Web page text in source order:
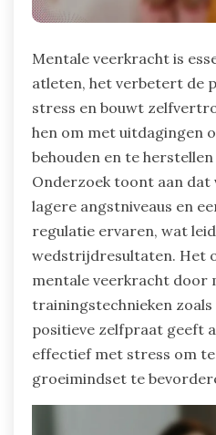
Mentale veerkracht is
atleten, het verbetert de
stress en bouwt
hen om met uitdagingen
behouden en te
Onderzoek toont aan
lagere angstniveaus en
regulatie ervaren, wat
wedstrijdresultaten. Het
mentale veerkracht door
trainingstechnieken zoals
positieve zelfpraat geeft
effectief met stress om te
groeimindset te